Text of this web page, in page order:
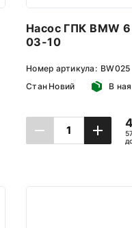
Насос ГПК BMW
03-10
Номер артикула: BW025
Стан Новий В